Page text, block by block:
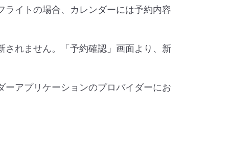
イトの場合、カレンダーには予約内容
れません。「予約確認」画面より、新
アプリケーションのプロバイダーにお